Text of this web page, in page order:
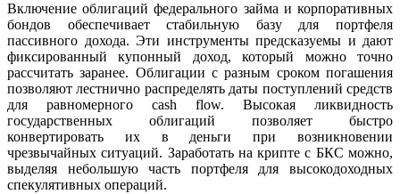
Включение облигаций федерального займа и корпоративных
бондов обеспечивает стабильную базу для портфеля
пассивного дохода. Эти инструменты предсказуемы и дают
фиксированный купонный доход, который можно точно
рассчитать заранее. Облигации с разным сроком погашения
позволяют лестнично распределять даты поступлений средств
для равномерного cash flow. Высокая ликвидность
государственных облигаций позволяет быстро
конвертировать их в деньги при возникновении
чрезвычайных ситуаций. Заработать на крипте с БКС можно,
выделяя небольшую часть портфеля для высокодоходных
спекулятивных операций.